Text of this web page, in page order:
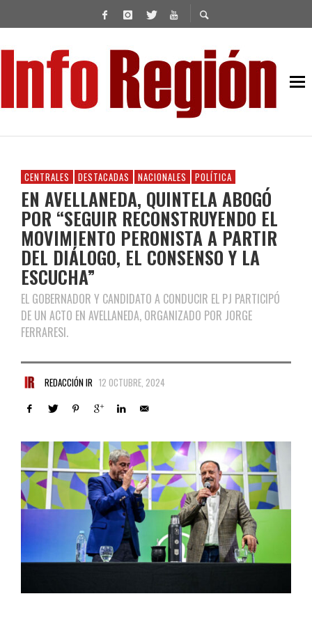
CENTRALES DESTACADAS NACIONALES POLÍTICA
EN AVELLANEDA, QUINTELA ABOGÓ
POR “SEGUIR RECONSTRUYENDO EL
MOVIMIENTO PERONISTA A PARTIR
DEL DIÁLOGO, EL CONSENSO Y LA
ESCUCHA”
EL GOBERNADOR Y CANDIDATO A CONDUCIR EL PJ PARTICIPÓ
DE UN ACTO EN AVELLANEDA, ORGANIZADO POR JORGE
FERRARESI.
REDACCIÓN IR 12 OCTUBRE, 2024